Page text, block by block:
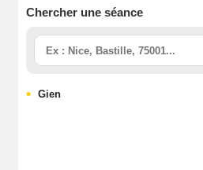
Chercher une séance
Gien